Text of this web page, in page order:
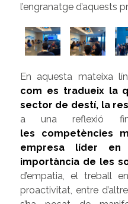
l’engranatge d’aquests
En aquesta mateixa
com es tradueix la
sector de destí, la
a una
reflexió
les competències
empresa líder
importància de les
d’empatia, el treball
proactivitat, entre